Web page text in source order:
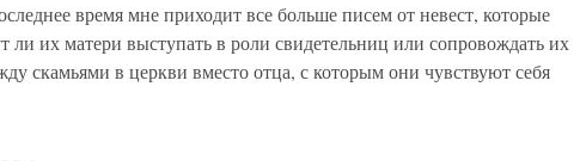
время мне приходит все больше писем от невест, которые
ли их матери выступать в роли свидетельниц или сопровождать их
скамьями в церкви вместо отца, с которым они чувствуют себя